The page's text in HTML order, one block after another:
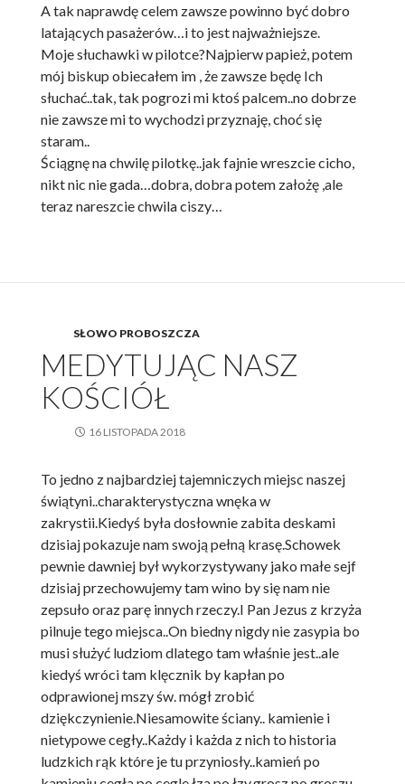
A tak naprawdę celem zawsze powinno być dobro
latających pasażerów…i to jest najważniejsze.
Moje słuchawki w pilotce?Najpierw papież, potem
mój biskup obiecałem im , że zawsze będę Ich
słuchać..tak, tak pogrozi mi ktoś palcem..no dobrze
nie zawsze mi to wychodzi przyznaję, choć się
staram..
Ściągnę na chwilę pilotkę..jak fajnie wreszcie cicho,
nikt nic nie gada…dobra, dobra potem założę ,ale
teraz nareszcie chwila ciszy…
SŁOWO PROBOSZCZA
MEDYTUJĄC NASZ
KOŚCIÓŁ
16 LISTOPADA 2018
To jedno z najbardziej tajemniczych miejsc naszej
świątyni..charakterystyczna wnęka w
zakrystii.Kiedyś była dosłownie zabita deskami
dzisiaj pokazuje nam swoją pełną krasę.Schowek
pewnie dawniej był wykorzystywany jako małe sejf
dzisiaj przechowujemy tam wino by się nam nie
zepsuło oraz parę innych rzeczy.I Pan Jezus z krzyża
pilnuje tego miejsca..On biedny nigdy nie zasypia bo
musi służyć ludziom dlatego tam właśnie jest..ale
kiedyś wróci tam klęcznik by kapłan po
odprawionej mszy św. mógł zrobić
dziękczynienie.Niesamowite ściany.. kamienie i
nietypowe cegły..Każdy i każda z nich to historia
ludzkich rąk które je tu przyniosły..kamień po